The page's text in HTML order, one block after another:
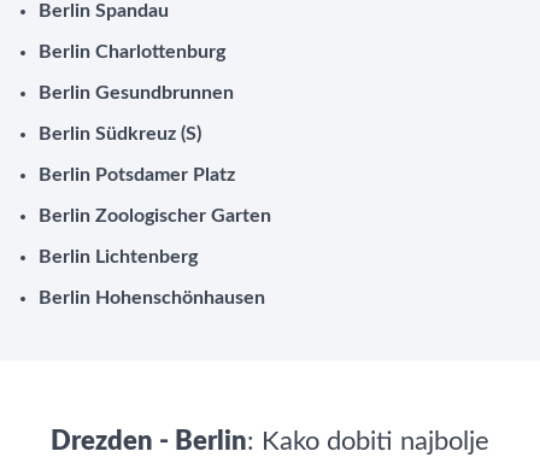
Berlin Spandau
Berlin Charlottenburg
Berlin Gesundbrunnen
Berlin Südkreuz (S)
Berlin Potsdamer Platz
Berlin Zoologischer Garten
Berlin Lichtenberg
Berlin Hohenschönhausen
Drezden - Berlin: Kako dobiti najbolje